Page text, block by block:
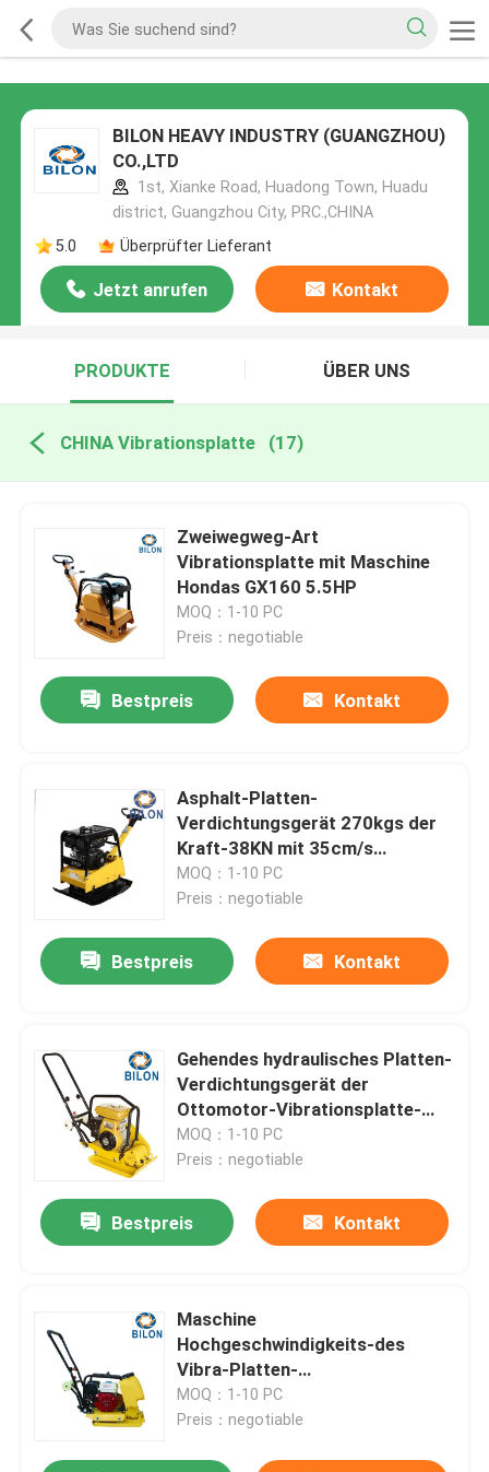
BILON HEAVY INDUSTRY (GUANGZHOU)
CO.,LTD
1st, Xianke Road, Huadong Town, Huadu
district, Guangzhou City, PRC.,CHINA
5.0
Überprüfter Lieferant
Jetzt anrufen Kontakt
PRODUKTE ÜBER UNS
CHINA Vibrationsplatte (17)
Zweiwegweg-Art
Vibrationsplatte mit Maschine
Hondas GX160 5.5HP
MOQ：1-10 PC
Preis：negotiable
Bestpreis Kontakt
Asphalt-Platten-
Verdichtungsgerät 270kgs der
Kraft-38KN mit 35cm/s
Fahrgeschwindigkeit
MOQ：1-10 PC
Preis：negotiable
Bestpreis Kontakt
Gehendes hydraulisches Platten-
Verdichtungsgerät der
Ottomotor-Vibrationsplatte-
3HP
MOQ：1-10 PC
Preis：negotiable
Bestpreis Kontakt
Maschine
Hochgeschwindigkeits-des
Vibra-Platten-
Verdichtungsgerät-elektrische
Platten-Verdichtungsgerät-
MOQ：1-10 PC
Preis：negotiable